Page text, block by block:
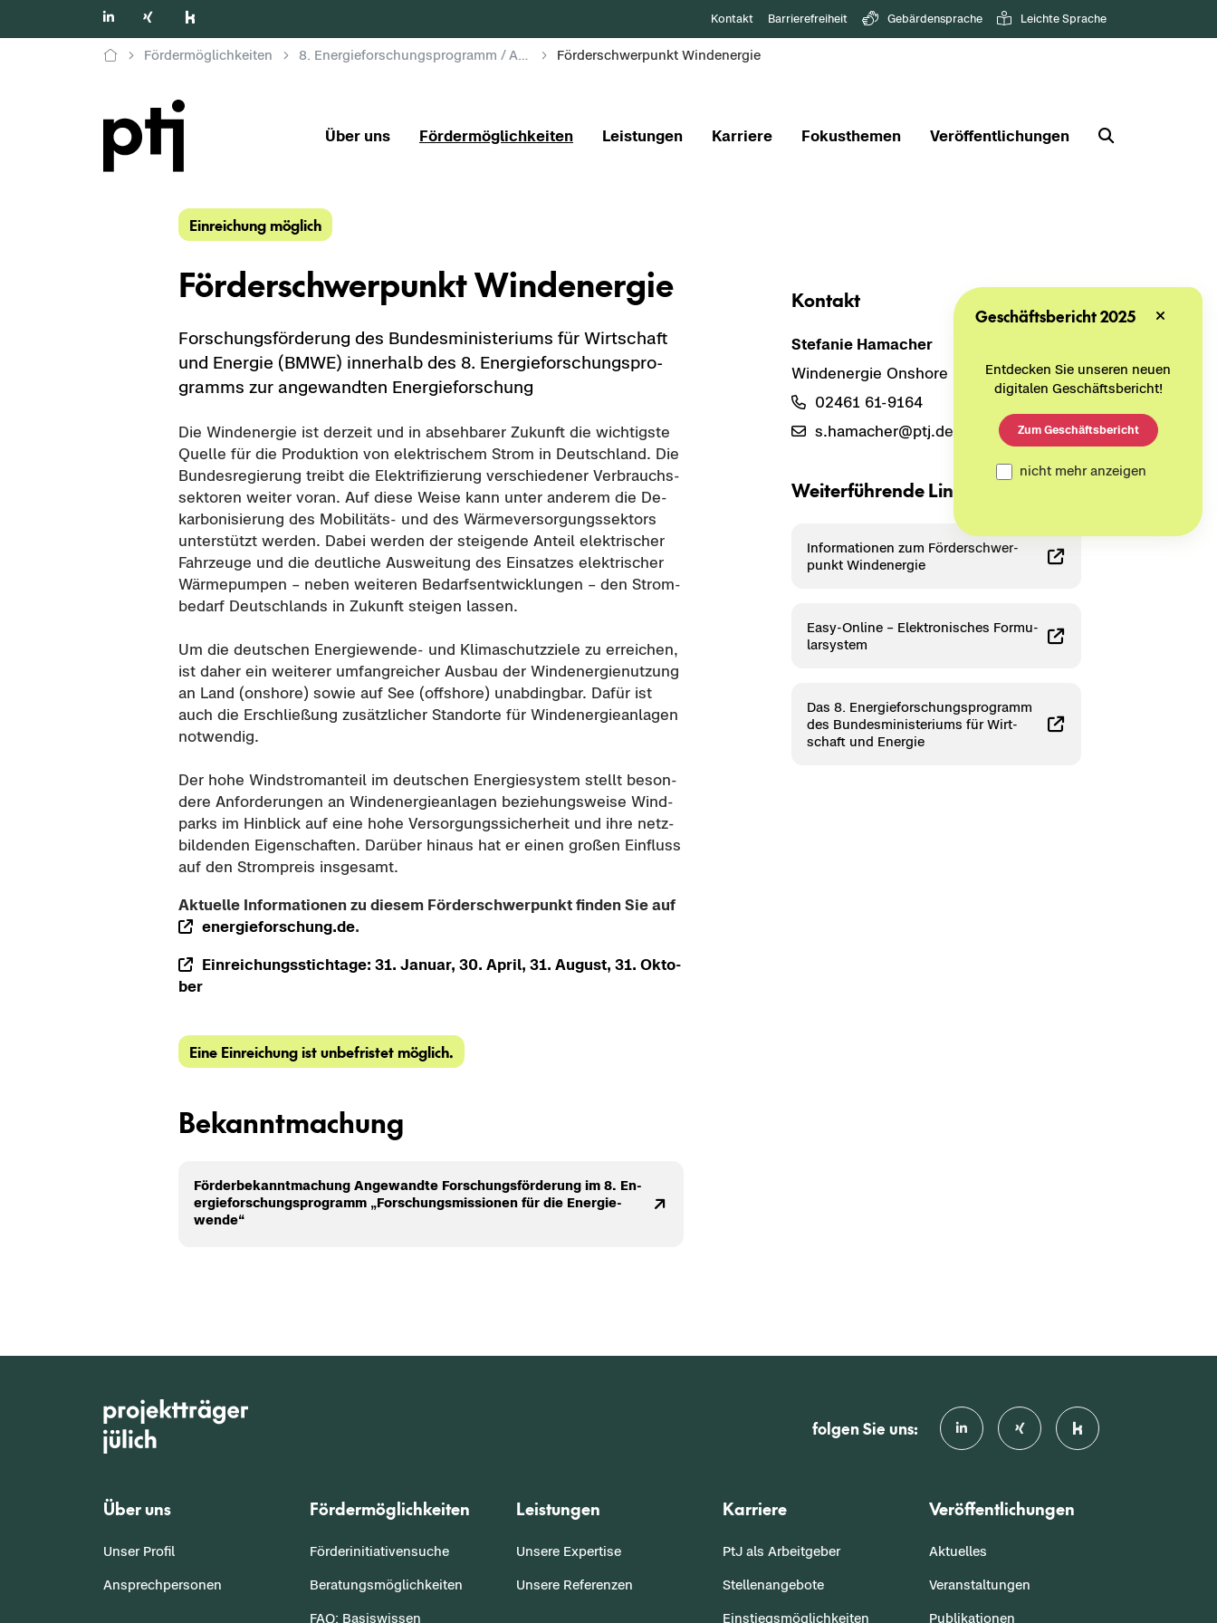
Kontakt Barrierefreiheit Gebärdensprache Leichte Sprache
Fördermöglichkeiten Förderschwerpunkt Windenergie
Über uns Fördermöglichkeiten Leistungen Karriere Fokusthemen Veröffentlichungen
Ein­rei­chung mög­lich
För­der­schwer­punkt Wind­ener­gie
For­schungs­för­de­rung des Bun­des­mi­nis­te­ri­ums für Wirt­schaft
und En­er­gie (BMWE) in­ner­halb des 8. En­er­gie­for­schungs­pro­
gramms zur an­ge­wand­ten En­er­gie­for­schung
Die Wind­ener­gie ist der­zeit und in ab­seh­ba­rer Zu­kunft die wich­tigs­te
Quel­le für die Pro­duk­ti­on von elek­tri­schem Strom in Deutsch­land. Die
Bun­des­re­gie­rung treibt die Elek­tri­fi­zie­rung ver­schie­de­ner Ver­brauchs­
sek­to­ren wei­ter voran. Auf diese Weise kann unter an­de­rem die De­
kar­bo­ni­sie­rung des Mobilitäts-​ und des Wär­me­ver­sor­gungs­sek­tors
un­ter­stützt wer­den. Dabei wer­den der stei­gen­de An­teil elek­tri­scher
Fahr­zeu­ge und die deut­li­che Aus­wei­tung des Ein­sat­zes elek­tri­scher
Wär­me­pum­pen – neben wei­te­ren Be­darfs­ent­wick­lun­gen – den Strom­
be­darf Deutsch­lands in Zu­kunft stei­gen las­sen.
Um die deut­schen Energiewende-​ und Kli­ma­schutz­zie­le zu er­rei­chen,
ist daher ein wei­te­rer um­fang­rei­cher Aus­bau der Wind­ener­gie­nut­zung
an Land (onshore) sowie auf See (offshore) un­ab­ding­bar. Dafür ist
auch die Er­schlie­ßung zu­sätz­li­cher Stand­or­te für Wind­ener­gie­an­la­gen
not­wen­dig.
Der hohe Wind­strom­an­teil im deut­schen En­er­gie­sys­tem stellt be­son­
de­re An­for­de­run­gen an Wind­ener­gie­an­la­gen be­zie­hungs­wei­se Wind­
parks im Hin­blick auf eine hohe Ver­sor­gungs­si­cher­heit und ihre netz­
bil­den­den Ei­gen­schaf­ten. Dar­über hin­aus hat er einen gro­ßen Ein­fluss
auf den Strom­preis ins­ge­samt.
Ak­tu­el­le In­for­ma­tio­nen zu die­sem För­der­schwer­punkt fin­den Sie auf
en­er­gie­for­schung.de.
Ein­rei­chungs­stich­ta­ge: 31. Ja­nu­ar, 30. April, 31. Au­gust, 31. Ok­to­
ber
Eine Ein­rei­chung ist un­be­fris­tet mög­lich.
Be­kannt­ma­chung
För­der­be­kannt­ma­chung An­ge­wand­te For­schungs­för­de­rung im 8. En­
er­gie­for­schungs­pro­gramm „For­schungs­mis­sio­nen für die En­er­gie­
wen­de“
Kon­takt
Ste­fa­nie Ha­ma­cher
Wind­ener­gie Ons­hore und Off­shore
02461 61-​9164
s.ha­ma­cher@ptj.de
Wei­ter­füh­ren­de Links
In­for­ma­tio­nen zum För­der­schwer­
punkt Wind­ener­gie
Easy-​Online – Elek­tro­ni­sches For­mu­
lar­sys­tem
Das 8. En­er­gie­for­schungs­pro­gramm
des Bun­des­mi­nis­te­ri­ums für Wirt­
schaft und En­er­gie
folgen Sie uns:
Über uns
Unser Profil
Ansprechpersonen
Fördermöglichkeiten
Förderinitiativensuche
Beratungsmöglichkeiten
FAQ: Basiswissen
Leistungen
Unsere Expertise
Unsere Referenzen
Karriere
PtJ als Arbeitgeber
Stellenangebote
Einstiegsmöglichkeiten
Veröffentlichungen
Aktuelles
Veranstaltungen
Publikationen
Geschäftsbericht 2025
Entdecken Sie unseren neuen
digitalen Geschäftsbericht!
Zum Geschäftsbericht
nicht mehr anzeigen